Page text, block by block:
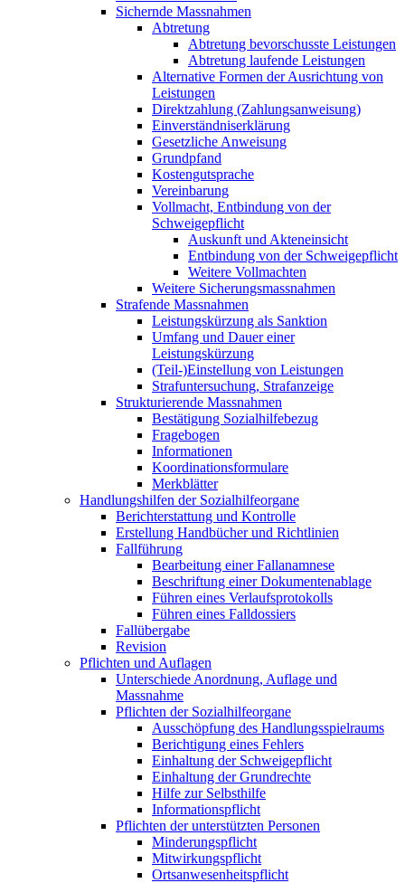
Sichernde Massnahmen
Abtretung
Abtretung bevorschusste Leistungen
Abtretung laufende Leistungen
Alternative Formen der Ausrichtung von
Leistungen
Direktzahlung (Zahlungsanweisung)
Einverständniserklärung
Gesetzliche Anweisung
Grundpfand
Kostengutsprache
Vereinbarung
Vollmacht, Entbindung von der
Schweigepflicht
Auskunft und Akteneinsicht
Entbindung von der Schweigepflicht
Weitere Vollmachten
Weitere Sicherungsmassnahmen
Strafende Massnahmen
Leistungskürzung als Sanktion
Umfang und Dauer einer
Leistungskürzung
(Teil-)Einstellung von Leistungen
Strafuntersuchung, Strafanzeige
Strukturierende Massnahmen
Bestätigung Sozialhilfebezug
Fragebogen
Informationen
Koordinationsformulare
Merkblätter
Handlungshilfen der Sozialhilfeorgane
Berichterstattung und Kontrolle
Erstellung Handbücher und Richtlinien
Fallführung
Bearbeitung einer Fallanamnese
Beschriftung einer Dokumentenablage
Führen eines Verlaufsprotokolls
Führen eines Falldossiers
Fallübergabe
Revision
Pflichten und Auflagen
Unterschiede Anordnung, Auflage und
Massnahme
Pflichten der Sozialhilfeorgane
Ausschöpfung des Handlungsspielraums
Berichtigung eines Fehlers
Einhaltung der Schweigepflicht
Einhaltung der Grundrechte
Hilfe zur Selbsthilfe
Informationspflicht
Pflichten der unterstützten Personen
Minderungspflicht
Mitwirkungspflicht
Ortsanwesenheitspflicht